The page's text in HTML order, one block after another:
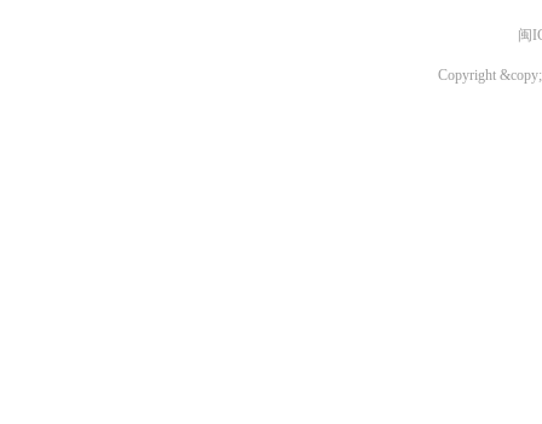
闽
Copyright